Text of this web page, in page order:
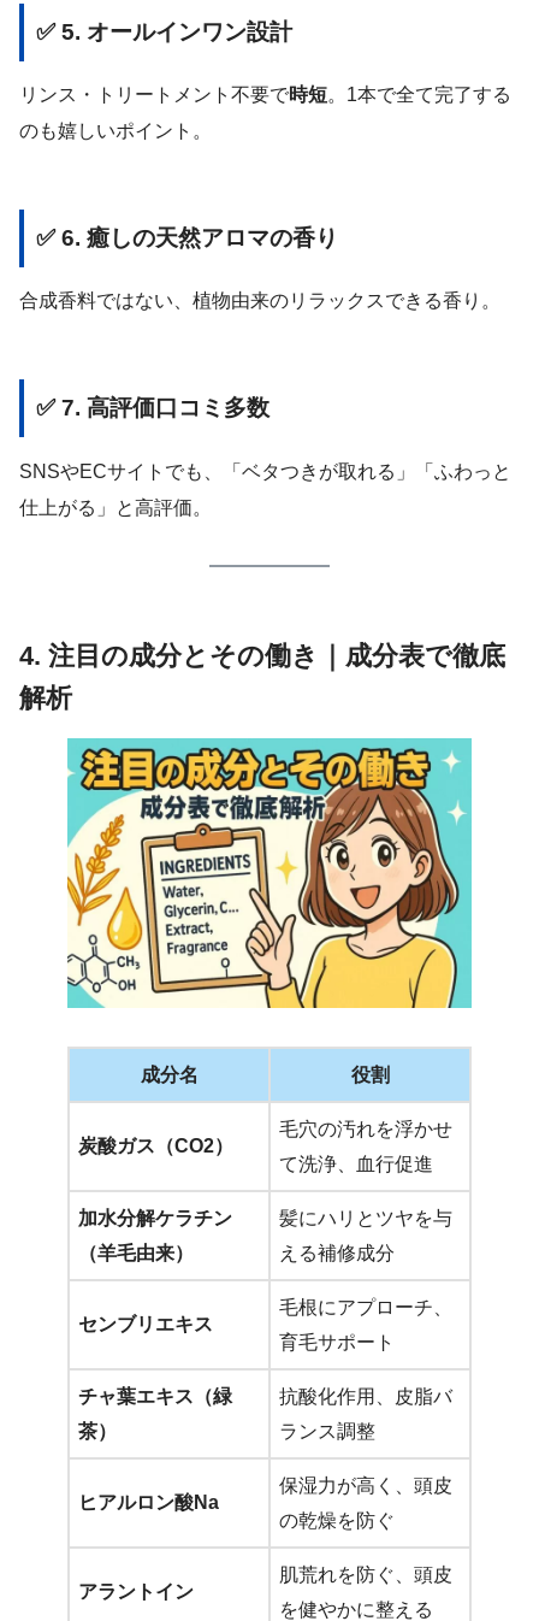
✅ 5. オールインワン設計
リンス・トリートメント不要で時短。1本で全て完了する
のも嬉しいポイント。
✅ 6. 癒しの天然アロマの香り
合成香料ではない、植物由来のリラックスできる香り。
✅ 7. 高評価口コミ多数
SNSやECサイトでも、「ベタつきが取れる」「ふわっと
仕上がる」と高評価。
4. 注目の成分とその働き｜成分表で徹底
解析
成分名 役割
炭酸ガス（CO2）
毛穴の汚れを浮かせ
て洗浄、血行促進
加水分解ケラチン
（羊毛由来）
髪にハリとツヤを与
える補修成分
センブリエキス
毛根にアプローチ、
育毛サポート
チャ葉エキス（緑
茶）
抗酸化作用、皮脂バ
ランス調整
ヒアルロン酸Na
保湿力が高く、頭皮
の乾燥を防ぐ
アラントイン
肌荒れを防ぐ、頭皮
を健やかに整える